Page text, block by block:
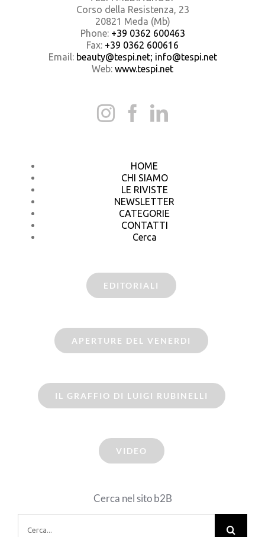
Corso della Resistenza, 23
20821 Meda (Mb)
Phone: +39 0362 600463
Fax: +39 0362 600616
Email: beauty@tespi.net; info@tespi.net
Web: www.tespi.net
HOME
CHI SIAMO
LE RIVISTE
NEWSLETTER
CATEGORIE
CONTATTI
Cerca
EDITORIALI
APERTURE DEL VENERDI
IL GRAFFIO DI LUIGI RUBINELLI
VIDEO
Cerca nel sito b2B
per: